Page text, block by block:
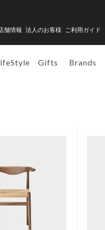
舗情報 法人のお客様 ご利用ガイド
Gifts Brands